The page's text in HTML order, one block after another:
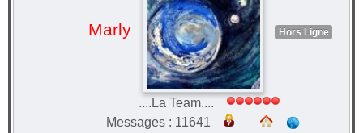
Marly Hors Ligne
....La Team....
Messages : 11641